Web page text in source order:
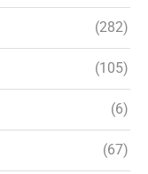
(282)
(105)
(6)
(67)